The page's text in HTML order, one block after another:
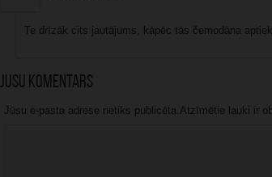
Te drīzāk cits jautājums, kāpēc tās čemodāna
Jūsu komentārs
Jūsu e-pasta adrese netiks publicēta.Atzīmētie lauki ir